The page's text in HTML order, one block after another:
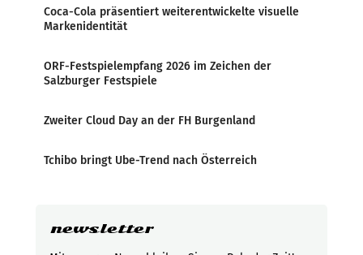
Coca-Cola präsentiert weiterentwickelte visuelle
Markenidentität
ORF-Festspielempfang 2026 im Zeichen der
Salzburger Festspiele
Zweiter Cloud Day an der FH Burgenland
Tchibo bringt Ube-Trend nach Österreich
newsletter